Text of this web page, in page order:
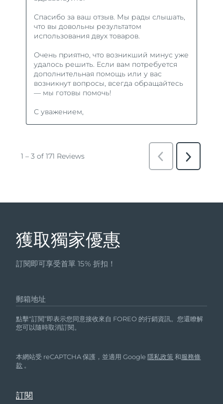
獲取獨家優惠
訂閱即可享受首單 15% 折扣！
郵箱地址
點擊“訂閱”即表示您同意接收來自 FOREO 的行銷資訊。您還瞭解
您可以隨時取消訂閱。
本網站受 reCAPTCHA 保護，並適用 Google隱私政策 和服務條
款 。